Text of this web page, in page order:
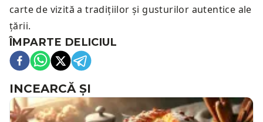
carte de vizită a tradițiilor și gusturilor autentice ale
țării.
ÎMPARTE DELICIUL
INCEARCĂ ȘI